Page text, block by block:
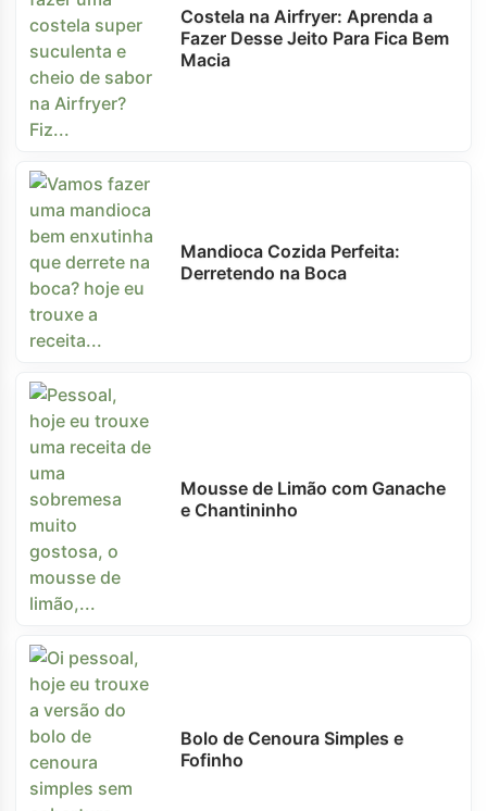
Costela na Airfryer: Aprenda a
Fazer Desse Jeito Para Fica Bem
Macia
Mandioca Cozida Perfeita:
Derretendo na Boca
Mousse de Limão com Ganache
e Chantininho
Bolo de Cenoura Simples e
Fofinho